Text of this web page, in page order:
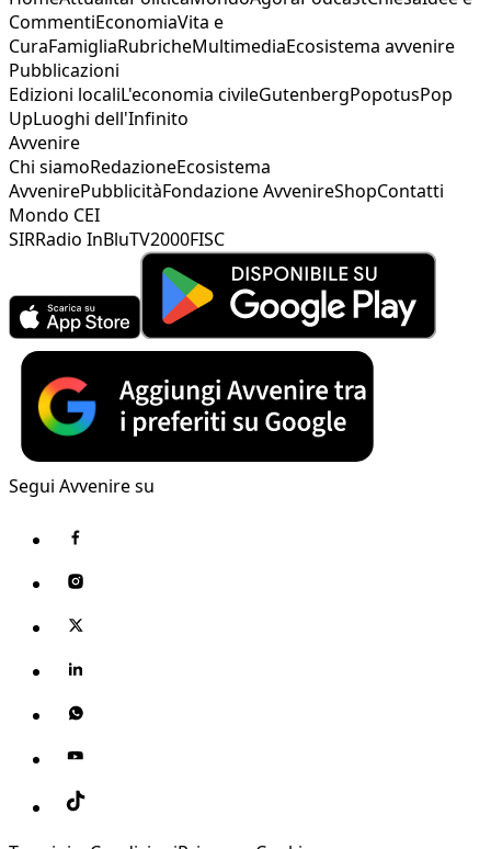
CommentiEconomiaVita e
CuraFamigliaRubricheMultimediaEcosistema avvenire
Pubblicazioni
Edizioni localiL'economia civileGutenbergPopotusPop
UpLuoghi dell'Infinito
Avvenire
Chi siamoRedazioneEcosistema
AvvenirePubblicitàFondazione AvvenireShopContatti
Mondo CEI
SIRRadio InBluTV2000FISC
Segui Avvenire su